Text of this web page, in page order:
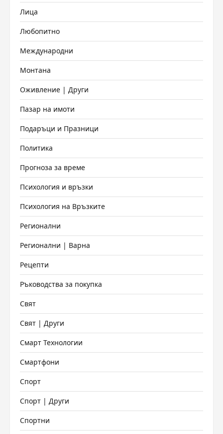
Лица
Любопитно
Международни
Монтана
Оживление | Други
Пазар на имоти
Подаръци и Празници
Политика
Прогноза за време
Психология и връзки
Психология на Връзките
Регионални
Регионални | Варна
Рецепти
Ръководства за покупка
Свят
Свят | Други
Смарт Технологии
Смартфони
Спорт
Спорт | Други
Спортни